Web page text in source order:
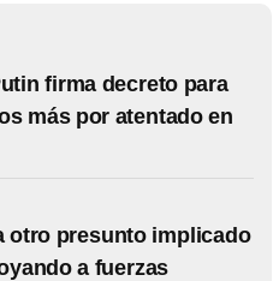
firma decreto para
más por atentado en
otro presunto implicado
a fuerzas